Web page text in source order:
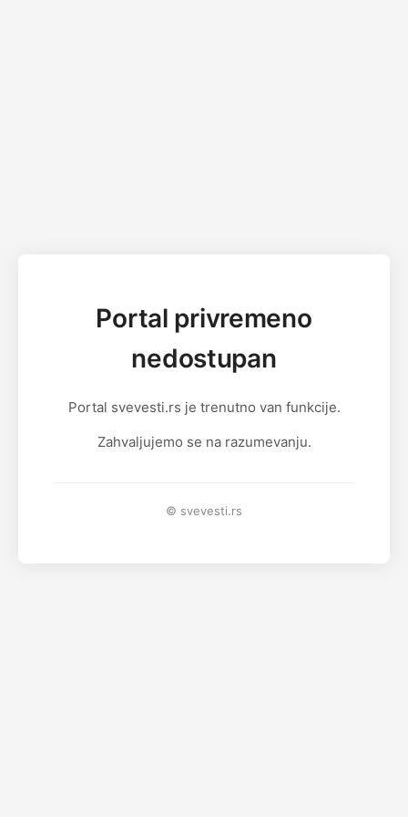
Portal privremeno
nedostupan
Portal svevesti.rs je trenutno van funkcije.
Zahvaljujemo se na razumevanju.
© svevesti.rs